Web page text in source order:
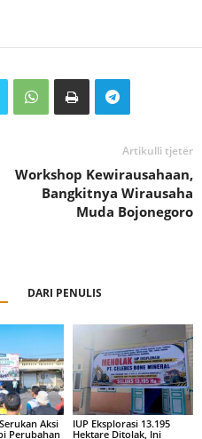
Artikulli tjetër
Workshop Kewirausahaan,
Bangkitnya Wirausaha
Muda Bojonegoro
DARI PENULIS
Aksi
Perubahan
IUP Eksplorasi 13.195
Hektare Ditolak, Ini